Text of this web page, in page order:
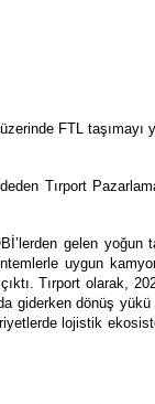
FTL
Tırport
gelen yoğun
uygun
Tırport olarak,
giderken dönüş
lojistik